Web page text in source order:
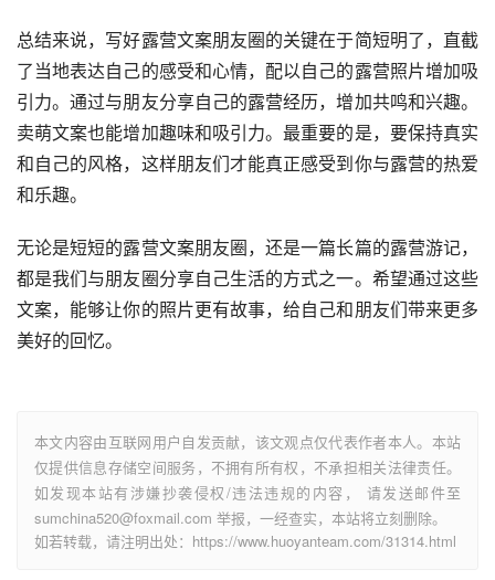
总结来说，写好露营文案朋友圈的关键在于简短明了，直截
了当地表达自己的感受和心情，配以自己的露营照片增加吸
引力。通过与朋友分享自己的露营经历，增加共鸣和兴趣。
卖萌文案也能增加趣味和吸引力。最重要的是，要保持真实
和自己的风格，这样朋友们才能真正感受到你与露营的热爱
和乐趣。
无论是短短的露营文案朋友圈，还是一篇长篇的露营游记，
都是我们与朋友圈分享自己生活的方式之一。希望通过这些
文案，能够让你的照片更有故事，给自己和朋友们带来更多
美好的回忆。
本文内容由互联网用户自发贡献，该文观点仅代表作者本人。本站
仅提供信息存储空间服务，不拥有所有权，不承担相关法律责任。
如发现本站有涉嫌抄袭侵权/违法违规的内容， 请发送邮件至
sumchina520@foxmail.com 举报，一经查实，本站将立刻删除。
如若转载，请注明出处：https://www.huoyanteam.com/31314.html